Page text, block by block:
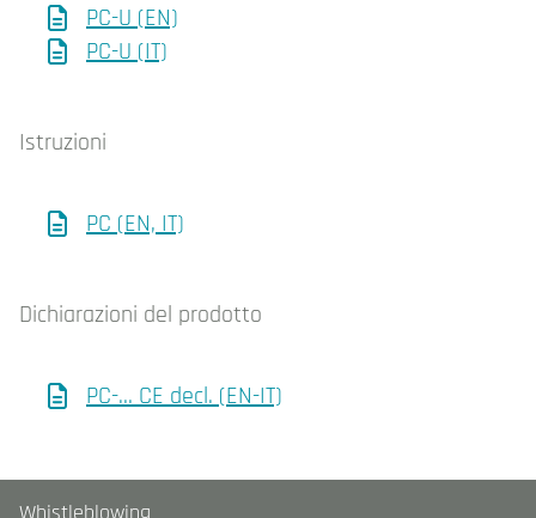
PC-U (EN)
PC-U (IT)
Istruzioni
PC (EN, IT)
Dichiarazioni del prodotto
PC-… CE decl. (EN-IT)
Whistleblowing